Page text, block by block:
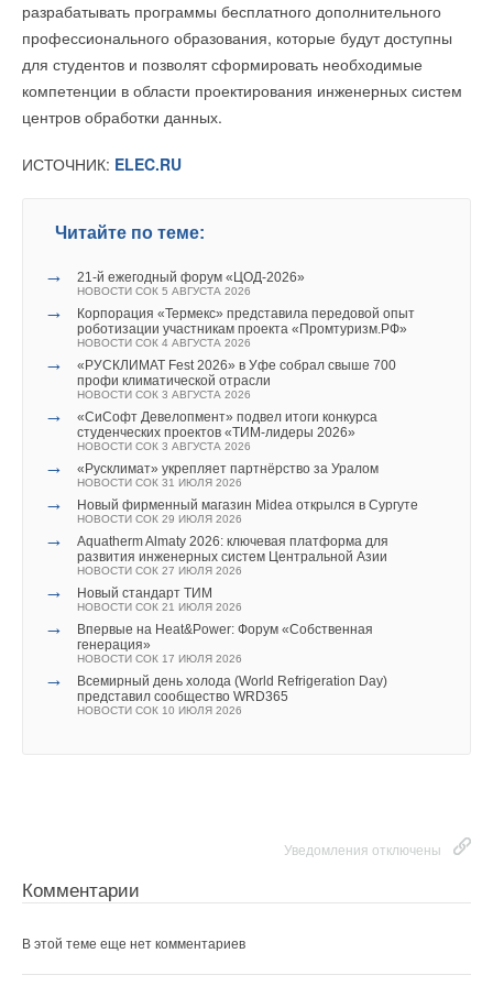
разрабатывать программы бесплатного дополнительного
профессионального образования, которые будут доступны
для студентов и позволят сформировать необходимые
компетенции в области проектирования инженерных систем
центров обработки данных.
ИСТОЧНИК: ELEC.RU
Читайте по теме:
→ 21-й ежегодный форум «ЦОД-2026»
НОВОСТИ СОК 5 АВГУСТА 2026
→
Корпорация «Термекс» представила передовой опыт
роботизации участникам проекта «Промтуризм.РФ»
НОВОСТИ СОК 4 АВГУСТА 2026
→
«РУСКЛИМАТ Fest 2026» в Уфе собрал свыше 700
профи климатической отрасли
НОВОСТИ СОК 3 АВГУСТА 2026
→
«СиСофт Девелопмент» подвел итоги конкурса
студенческих проектов «ТИМ-лидеры 2026»
НОВОСТИ СОК 3 АВГУСТА 2026
→ «Русклимат» укрепляет партнёрство за Уралом
НОВОСТИ СОК 31 ИЮЛЯ 2026
→ Новый фирменный магазин Midea открылся в Сургуте
НОВОСТИ СОК 29 ИЮЛЯ 2026
→
Aquatherm Almaty 2026: ключевая платформа для
развития инженерных систем Центральной Азии
НОВОСТИ СОК 27 ИЮЛЯ 2026
→ Новый стандарт ТИМ
НОВОСТИ СОК 21 ИЮЛЯ 2026
→
Впервые на Heat&Power: Форум «Собственная
генерация»
НОВОСТИ СОК 17 ИЮЛЯ 2026
→
Всемирный день холода (World Refrigeration Day)
представил сообщество WRD365
НОВОСТИ СОК 10 ИЮЛЯ 2026
Уведомления отключены
Комментарии
В этой теме еще нет комментариев
Атмосферные генераторы воды Aquaria оснащены системой
мониторинга качества воды, которая круглосуточно следит за
ее соответствием строгим стандартам EPA и ВОЗ. Фильтры
рекомендуется менять каждые 6–12 месяцев. В условиях
дефицита воды, особенно в засушливых регионах, такие
более востребованными. В этом году Aquaria планирует
1000 домов.
ИСТОЧНИК:HIGHTECH.PLUS
Читайте по теме:
Учёные ЮУрГУ создали каскадную установку,
НОВОСТИ СОК 6 АВГУСТА 2026
Тепловые насосы в связке с солнечной генерацией и
НОВОСТИ СОК 4 АВГУСТА 2026
инверторов
НОВОСТИ СОК 31 ИЮЛЯ 2026
→
Уже через месяц в России можно будет устанавливать
солнечные панели в МКД
НОВОСТИ СОК 30 ИЮЛЯ 2026
→
ВИЭ обойдут уголь по выработке электроэнергии в
текущем году
НОВОСТИ СОК 27 ИЮЛЯ 2026
Китай опубликовал план развития сектора ВИЭ на
период 2026-2030 гг.
НОВОСТИ СОК 24 ИЮЛЯ 2026
В Дагестане ввели вторую очередь крупнейшей в России
ветроэлектростанции
ёмкостью 9 ГВт*ч
НОВОСТИ СОК 21 ИЮЛЯ 2026
Комментарии
В этой теме еще нет комментариев
Добавить комментарий
Ваш E-mail *
Текст комментария
Ваш E-mail *
Текст комментария
→
Германия подключила более 1 ГВт морской
НОВОСТИ СОК 22 ИЮЛЯ 2026
Комментарии
В этой теме еще нет комментариев
Добавить комментарий
Ваше имя *
Ваш E-mail *
Текст комментария